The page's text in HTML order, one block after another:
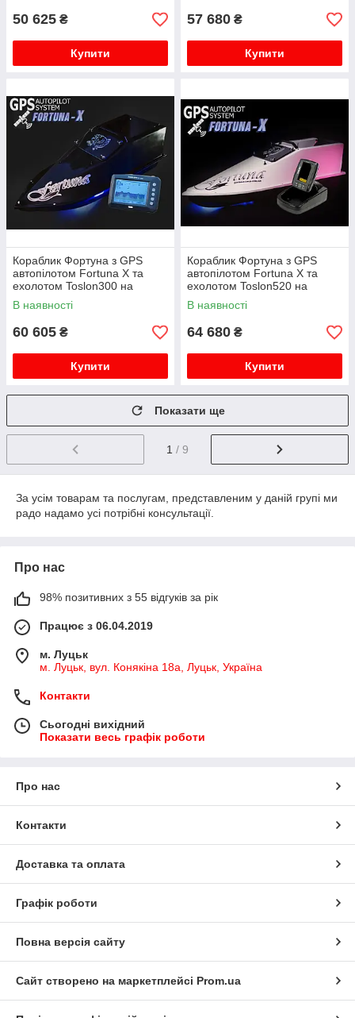
50 625 ₴
Купити
57 680 ₴
Купити
Кораблик Фортуна з GPS
автопілотом Fortuna X та
ехолотом Toslon300 на
40000mAh
В наявності
60 605 ₴
Купити
Кораблик Фортуна з GPS
автопілотом Fortuna X та
ехолотом Toslon520 на
27000mAh
В наявності
64 680 ₴
Купити
Показати ще
1 / 9
За усім товарам та послугам, представленим у даній групі ми
радо надамо усі потрібні консультації.
Про нас
98% позитивних з 55 відгуків за рік
Працює з 06.04.2019
м. Луцьк
м. Луцьк, вул. Конякіна 18а, Луцьк, Україна
Контакти
Сьогодні вихідний
Показати весь графік роботи
Про нас
Контакти
Доставка та оплата
Графік роботи
Повна версія сайту
Сайт створено на маркетплейсі Prom.ua